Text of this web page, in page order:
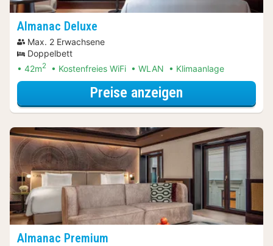
Almanac Deluxe
Max. 2 Erwachsene
Doppelbett
42m2 Kostenfreies WiFi WLAN Klimaanlage
Preise anzeigen
Almanac Premium